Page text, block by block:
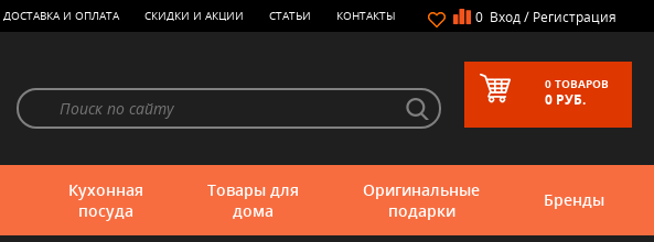
0 Вход/ Регистрация
ДОСТАВКА И ОПЛАТА СКИДКИ И АКЦИИ СТАТЬИ КОНТАКТЫ
0 ТОВАРОВ
0 РУБ.
Кухонная
посуда
Товары для
дома
Оригинальные
подарки
Бренды